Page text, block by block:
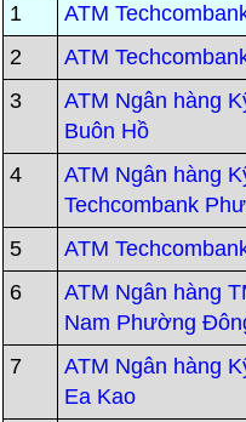
1
ATM
2
ATM
3
ATM Ngân hàng
Buôn Hồ
4
ATM Ngân hàng
Techcombank
5 ATM
6
ATM Ngân hàng
Nam Phường
7
ATM Ngân hàng
Ea Kao